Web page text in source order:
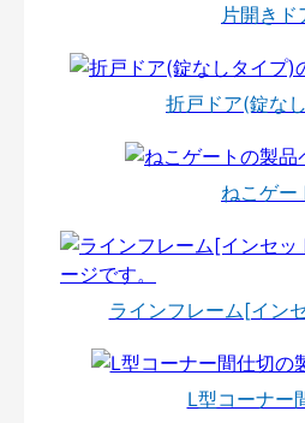
片開きド
折戸ドア(錠な
ねこゲー
ラインフレーム[イン
L型コーナー